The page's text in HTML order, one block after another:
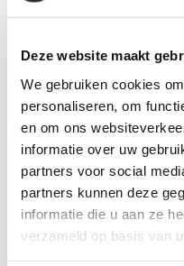
Deze website maakt
We gebruiken cookies
personaliseren, om
en om ons
informatie over uw
partners voor social
partners kunnen deze
informatie die u aan ze
verzameld op basis van
De showroom